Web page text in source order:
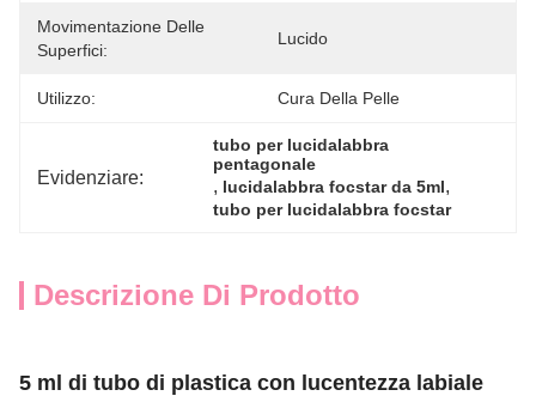
Movimentazione Delle
Superfici:
Lucido
Utilizzo: Cura Della Pelle
Evidenziare:
tubo per lucidalabbra
pentagonale
, lucidalabbra focstar da 5ml,
tubo per lucidalabbra focstar
Descrizione Di Prodotto
5 ml di tubo di plastica con lucentezza labiale